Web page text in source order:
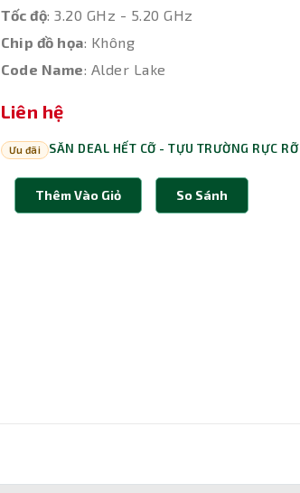
Tốc độ: 3.20 GHz - 5.20 GHz
Chip đồ họa: Không
Code Name: Alder Lake
Liên hệ
Ưu đãi SĂN DEAL HẾT CỠ - TỰU TRƯỜNG RỰC RỠ
Thêm Vào Giỏ So Sánh